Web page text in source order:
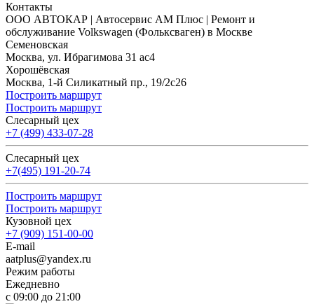
Контакты
ООО АВТОКАР | Автосервис АМ Плюс | Ремонт и
обслуживание Volkswagen (Фольксваген) в Москве
Семеновская
Москва, ул. Ибрагимова 31 ас4
Хорошёвская
Москва, 1-й Силикатный пр., 19/2с26
Построить маршрут
Построить маршрут
Слесарный цех
+7 (499) 433-07-28
Слесарный цех
+7(495) 191-20-74
Построить маршрут
Построить маршрут
Кузовной цех
+7 (909) 151-00-00
E-mail
aatplus@yandex.ru
Режим работы
Ежедневно
с 09:00 до 21:00